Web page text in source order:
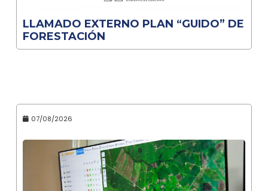
LLAMADO EXTERNO PLAN “GUIDO” DE
FORESTACIÓN
07/08/2026